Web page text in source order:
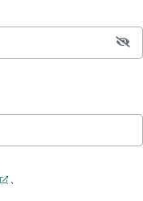
、